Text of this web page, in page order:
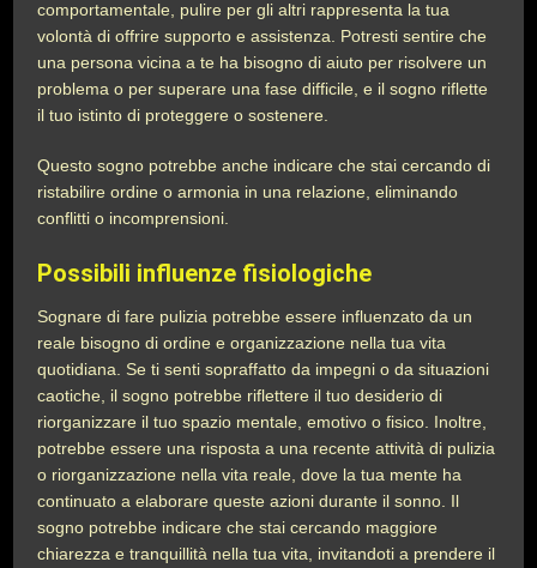
comportamentale, pulire per gli altri rappresenta la tua
volontà di offrire supporto e assistenza. Potresti sentire che
una persona vicina a te ha bisogno di aiuto per risolvere un
problema o per superare una fase difficile, e il sogno riflette
il tuo istinto di proteggere o sostenere.
Questo sogno potrebbe anche indicare che stai cercando di
ristabilire ordine o armonia in una relazione, eliminando
conflitti o incomprensioni.
Possibili influenze fisiologiche
Sognare di fare pulizia potrebbe essere influenzato da un
reale bisogno di ordine e organizzazione nella tua vita
quotidiana. Se ti senti sopraffatto da impegni o da situazioni
caotiche, il sogno potrebbe riflettere il tuo desiderio di
riorganizzare il tuo spazio mentale, emotivo o fisico. Inoltre,
potrebbe essere una risposta a una recente attività di pulizia
o riorganizzazione nella vita reale, dove la tua mente ha
continuato a elaborare queste azioni durante il sonno. Il
sogno potrebbe indicare che stai cercando maggiore
chiarezza e tranquillità nella tua vita, invitandoti a prendere il